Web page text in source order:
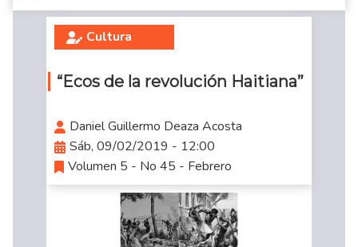
Cultura
“Ecos de la revolución Haitiana”
Daniel Guillermo Deaza Acosta
Sáb, 09/02/2019 - 12:00
Volumen 5 - No 45 - Febrero